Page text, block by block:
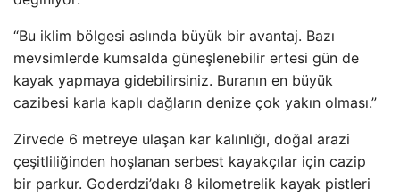
“Bu iklim bölgesi aslında büyük bir avantaj. Bazı
mevsimlerde kumsalda güneşlenebilir ertesi gün de
kayak yapmaya gidebilirsiniz. Buranın en büyük
cazibesi karla kaplı dağların denize çok yakın olması.”
Zirvede 6 metreye ulaşan kar kalınlığı, doğal arazi
çeşitliliğinden hoşlanan serbest kayakçılar için cazip
bir parkur. Goderdzi’dakı 8 kilometrelik kayak pistleri